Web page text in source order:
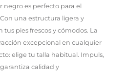
negro es perfecto para el
una estructura ligera y
pies frescos y cómodos. La
excepcional en cualquier
elige tu talla habitual. Impuls,
calidad y